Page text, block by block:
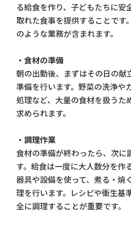
る給食を作り、子どもたちに安
取れた食事を提供することです
のような業務が含まれます。
・食材の準備
朝の出勤後、まずはその日の献
準備を行います。野菜の洗浄や
処理など、大量の食材を扱うた
求められます。
・調理作業
食材の準備が終わったら、次に
す。給食は一度に大人数分を作
器具や設備を使って、煮る・焼
理を行います。レシピや衛生基
全に調理することが重要です。